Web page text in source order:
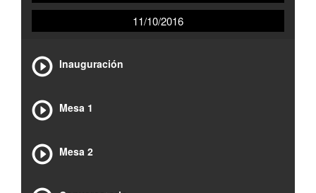
11/10/2016
Inauguración
Mesa 1
Mesa 2